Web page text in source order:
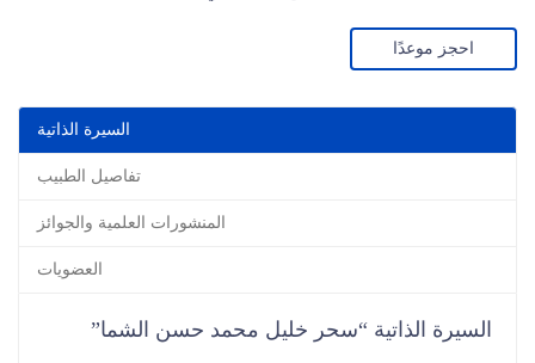
احجز موعدًا
السيرة الذاتية
تفاصيل الطبيب
المنشورات العلمية والجوائز
العضويات
السيرة الذاتية “سحر خليل محمد حسن الشما”